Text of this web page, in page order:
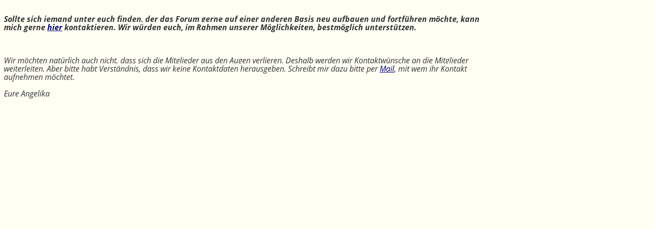
Sollte sich jemand unter euch finden, der das Forum gerne auf einer anderen Basis neu aufbauen und fortführen möchte, kann
mich gernehierkontaktieren. Wir würden euch, im Rahmen unserer Möglichkeiten, bestmöglich unterstützen.
Wir möchten natürlich auch nicht, dass sich die Mitglieder aus den Augen verlieren. Deshalb werden wir Kontaktwünsche an die Mitglieder
weiterleiten. Aber bitte habt Verständnis, dass wir keine Kontaktdaten herausgeben. Schreibt mir dazu bitte perMail, mit wem ihr Kontakt
aufnehmen möchtet.
Eure Angelika